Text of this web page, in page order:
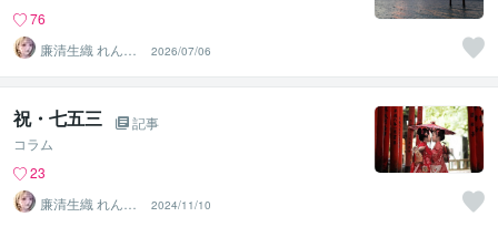
76
廉清生織 れんせ
い さき
2026/07/06
祝・七五三
記事
コラム
23
廉清生織 れんせ
い さき
2024/11/10